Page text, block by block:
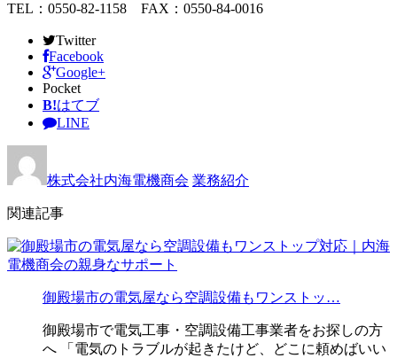
TEL：0550-82-1158 FAX：0550-84-0016
Twitter
Facebook
Google+
Pocket
B!はてブ
LINE
株式会社内海電機商会 業務紹介
関連記事
御殿場市の電気屋なら空調設備もワンストッ…
御殿場市で電気工事・空調設備工事業者をお探しの方
へ 「電気のトラブルが起きたけど、どこに頼めばいい